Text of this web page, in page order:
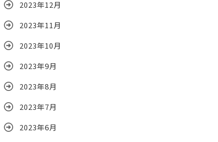
2023年12月
2023年11月
2023年10月
2023年9月
2023年8月
2023年7月
2023年6月